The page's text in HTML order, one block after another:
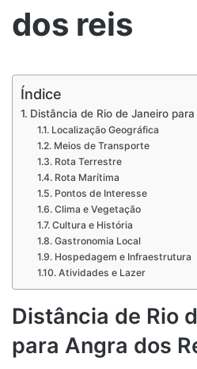
dos reis
Índice
Distância de Rio de Janeiro
Localização Geográfica
Meios de Transporte
Rota Terrestre
Rota Marítima
Pontos de Interesse
Clima e Vegetação
Cultura e História
Gastronomia Local
Hospedagem e Infraestrutura
Atividades e Lazer
Distância de Rio
para Angra dos